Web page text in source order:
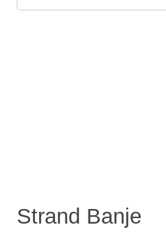
Strand Banje